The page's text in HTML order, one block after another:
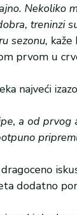
Nekoliko
treninzi
sezonu, kaže
prvom u
najveći
a od
dodatno